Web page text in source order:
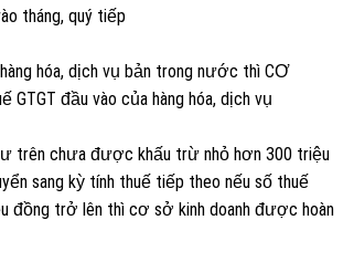
tháng, quý tiếp
hóa, dịch vụ bản trong nước thì CƠ
GTGT đầu vào của hàng hóa, dịch vụ
trên chưa được khấu trừ nhỏ hơn 300 triệu
sang kỳ tính thuế tiếp theo nếu số thuế
đồng trở lên thì cơ sở kinh doanh được hoàn